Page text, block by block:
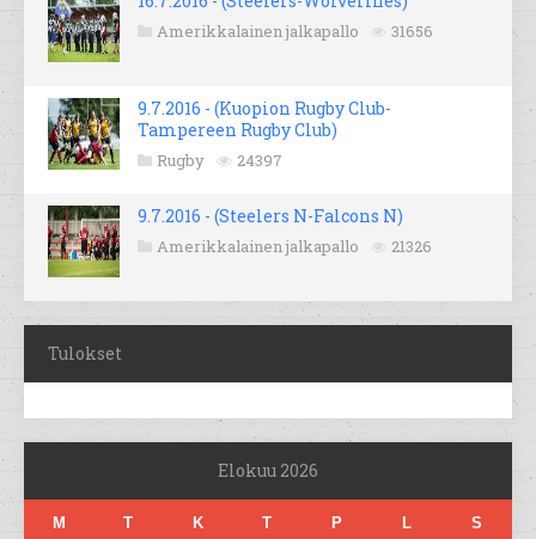
Amerikkalainen jalkapallo 31656
9.7.2016 - (Kuopion Rugby Club-
Tampereen Rugby Club)
Rugby 24397
9.7.2016 - (Steelers N-Falcons N)
Amerikkalainen jalkapallo 21326
Tulokset
Elokuu 2026
M T K T P L S